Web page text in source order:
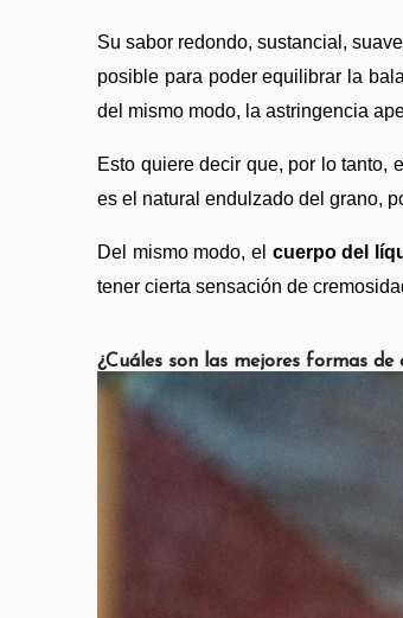
Su sabor redondo, sustancial,
posible para poder equilibrar la
del mismo modo, la astringencia
Esto quiere decir que, por lo tanto,
es el natural endulzado del grano,
Del mismo modo, el cuerpo del
tener cierta sensación de
¿Cuáles son las mejores formas